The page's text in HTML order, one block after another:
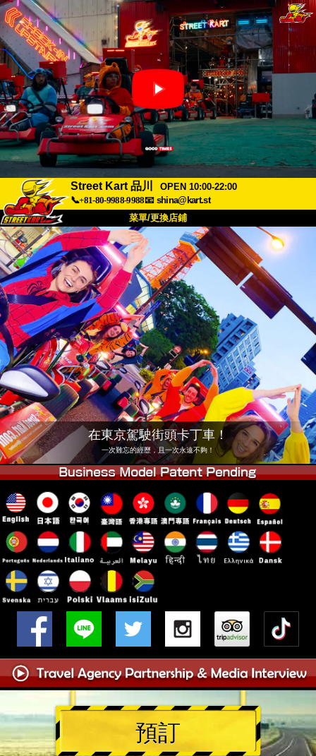
Street Kart 品川
OPEN 10:00-22:00
📞+81-80-9988-9988📧 shina@kart.st
菜單/更換店鋪
關於我們 規格 價格
交通資訊 顧客評價 常見問題
公司 預訂
更換店鋪
東京 品川 #1 東京 秋葉原 #1
東京 秋葉原 #2 東京 澀谷
東京 澀谷分店 東京灣
東京 淺草 大阪
沖繩
在東京駕駛街頭卡丁車！
一次難忘的經歷，且一次永遠不夠！
預訂